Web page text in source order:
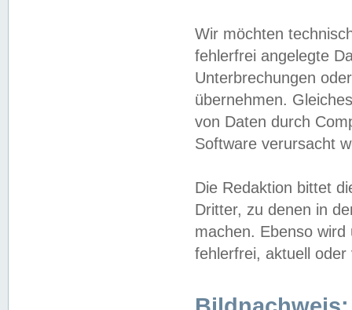
Wir möchten
fehlerfrei angelegte
Unterbrechungen
übernehmen.
von Daten durch
Software verursacht
Die Redaktion bittet
Dritter, zu denen in
machen. Ebenso
fehlerfrei, aktuell oder